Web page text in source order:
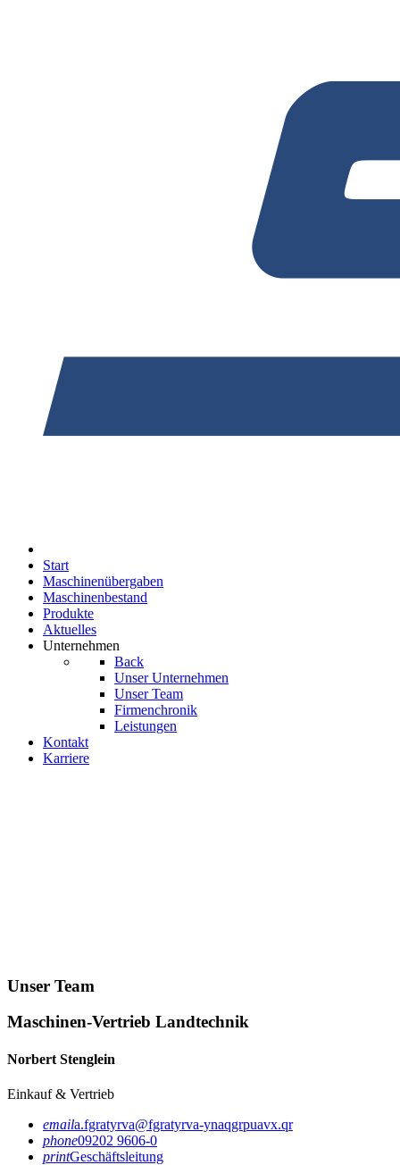
Start
Maschinenübergaben
Maschinenbestand
Produkte
Aktuelles
Unternehmen
Back
Unser Unternehmen
Unser Team
Firmenchronik
Leistungen
Kontakt
Karriere
Unser Team
Maschinen-Vertrieb Landtechnik
Norbert Stenglein
Einkauf & Vertrieb
emaila.fgratyrva@fgratyrva-ynaqgrpuavx.qr
phone09202 9606-0
printGeschäftsleitung